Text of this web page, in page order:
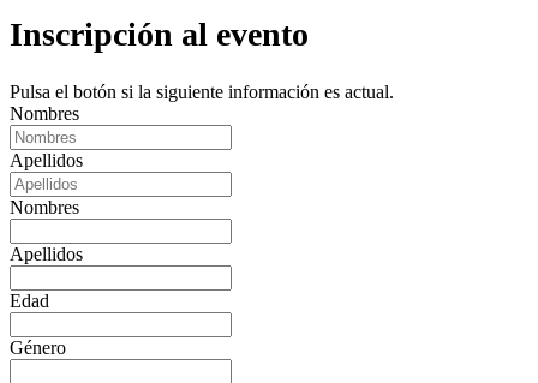
Inscripción al evento
Pulsa el botón si la siguiente información es actual.
Nombres
Apellidos
Nombres
Apellidos
Edad
Género